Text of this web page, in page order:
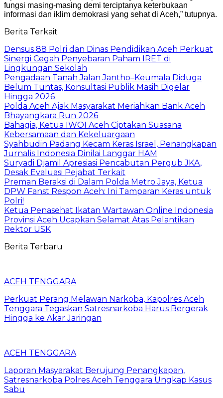
fungsi masing-masing demi terciptanya keterbukaan
informasi dan iklim demokrasi yang sehat di Aceh,” tutupnya.
Berita Terkait
Densus 88 Polri dan Dinas Pendidikan Aceh Perkuat
Sinergi Cegah Penyebaran Paham IRET di
Lingkungan Sekolah
Pengadaan Tanah Jalan Jantho–Keumala Diduga
Belum Tuntas, Konsultasi Publik Masih Digelar
Hingga 2026
Polda Aceh Ajak Masyarakat Meriahkan Bank Aceh
Bhayangkara Run 2026
Bahagia, Ketua IWOI Aceh Ciptakan Suasana
Kebersamaan dan Kekeluargaan
Syahbudin Padang Kecam Keras Israel, Penangkapan
Jurnalis Indonesia Dinilai Langgar HAM
Suryadi Djamil Apresiasi Pencabutan Pergub JKA,
Desak Evaluasi Pejabat Terkait
Preman Beraksi di Dalam Polda Metro Jaya, Ketua
DPW Fanst Respon Aceh: Ini Tamparan Keras untuk
Polri!
Ketua Penasehat Ikatan Wartawan Online Indonesia
Provinsi Aceh Ucapkan Selamat Atas Pelantikan
Rektor USK
Berita Terbaru
ACEH TENGGARA
Perkuat Perang Melawan Narkoba, Kapolres Aceh
Tenggara Tegaskan Satresnarkoba Harus Bergerak
Hingga ke Akar Jaringan
ACEH TENGGARA
Laporan Masyarakat Berujung Penangkapan,
Satresnarkoba Polres Aceh Tenggara Ungkap Kasus
Sabu